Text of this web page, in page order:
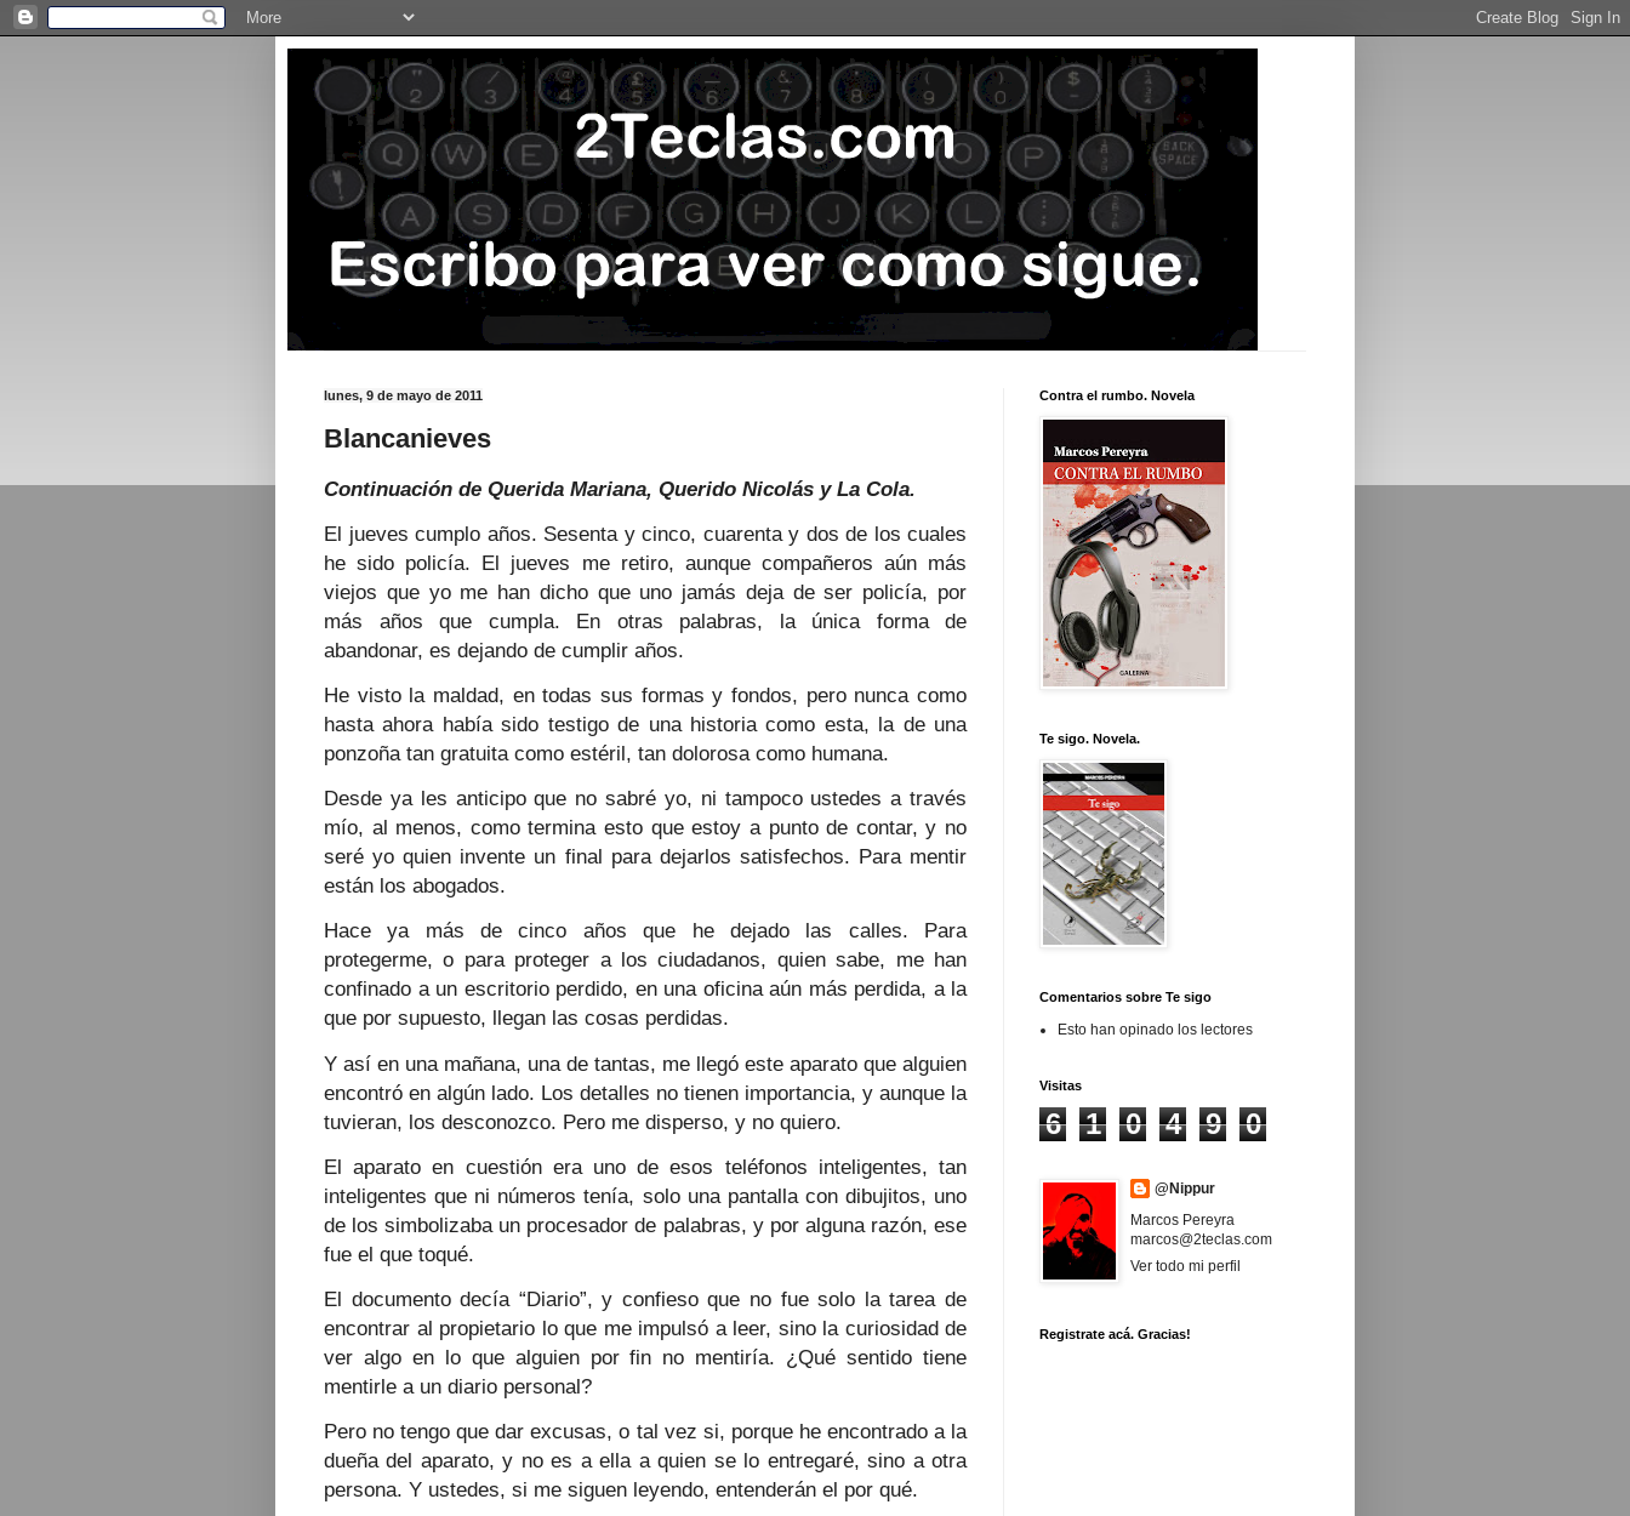
lunes, 9 de mayo de 2011
Blancanieves
Continuación de Querida Mariana, Querido Nicolás y La Cola.
El jueves cumplo años. Sesenta y cinco, cuarenta y dos de los cuales
he sido policía. El jueves me retiro, aunque compañeros aún más
viejos que yo me han dicho que uno jamás deja de ser policía, por
más años que cumpla. En otras palabras, la única forma de
abandonar, es dejando de cumplir años.
He visto la maldad, en todas sus formas y fondos, pero nunca como
hasta ahora había sido testigo de una historia como esta, la de una
ponzoña tan gratuita como estéril, tan dolorosa como humana.
Desde ya les anticipo que no sabré yo, ni tampoco ustedes a través
mío, al menos, como termina esto que estoy a punto de contar, y no
seré yo quien invente un final para dejarlos satisfechos. Para mentir
están los abogados.
Hace ya más de cinco años que he dejado las calles. Para
protegerme, o para proteger a los ciudadanos, quien sabe, me han
confinado a un escritorio perdido, en una oficina aún más perdida, a la
que por supuesto, llegan las cosas perdidas.
Y así en una mañana, una de tantas, me llegó este aparato que alguien
encontró en algún lado. Los detalles no tienen importancia, y aunque la
tuvieran, los desconozco. Pero me disperso, y no quiero.
El aparato en cuestión era uno de esos teléfonos inteligentes, tan
inteligentes que ni números tenía, solo una pantalla con dibujitos, uno
de los simbolizaba un procesador de palabras, y por alguna razón, ese
fue el que toqué.
El documento decía “Diario”, y confieso que no fue solo la tarea de
encontrar al propietario lo que me impulsó a leer, sino la curiosidad de
ver algo en lo que alguien por fin no mentiría. ¿Qué sentido tiene
mentirle a un diario personal?
Pero no tengo que dar excusas, o tal vez si, porque he encontrado a la
dueña del aparato, y no es a ella a quien se lo entregaré, sino a otra
persona. Y ustedes, si me siguen leyendo, entenderán el por qué.
Contra el rumbo. Novela
Te sigo. Novela.
Comentarios sobre Te sigo
Esto han opinado los lectores
Visitas
6 1 0 4 9 0
@Nippur
Marcos Pereyra
marcos@2teclas.com
Ver todo mi perfil
Registrate acá. Gracias!